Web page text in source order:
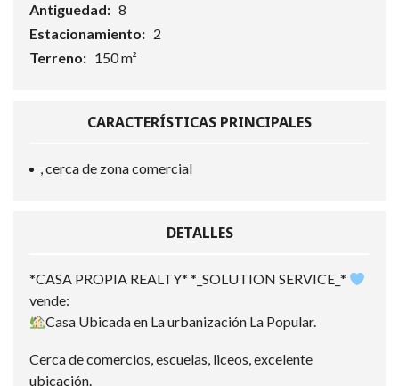
Antiguedad: 8
Estacionamiento: 2
Terreno: 150 m²
CARACTERÍSTICAS PRINCIPALES
, cerca de zona comercial
DETALLES
*CASA PROPIA REALTY* *_SOLUTION SERVICE_*
vende:
Casa Ubicada en La urbanización La Popular.
Cerca de comercios, escuelas, liceos, excelente
ubicación.